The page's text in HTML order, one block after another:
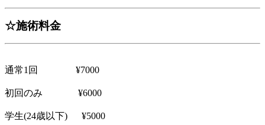
☆施術料金
通常1回 ¥7000
初回のみ ¥6000
学生(24歳以下) ¥5000